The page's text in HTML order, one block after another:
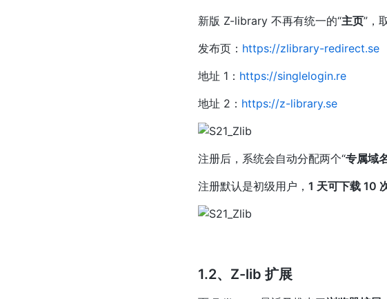
新版 Z-library 不再有统一的“主页”，
发布页： https://zlibrary-redirect.se
地址 1： https://singlelogin.re
地址 2： https://z-library.se
注册后，系统会自动分配两个“专属域
注册默认是初级用户， 1 天可下载 10
1.2、Z-lib 扩展